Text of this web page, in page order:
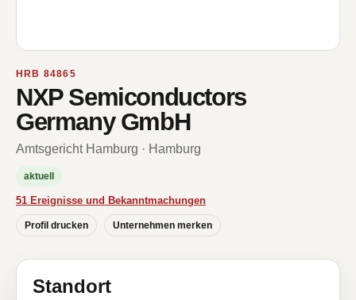
HRB 84865
NXP Semiconductors
Germany GmbH
Amtsgericht Hamburg · Hamburg
aktuell
51 Ereignisse und Bekanntmachungen
Profil drucken Unternehmen merken
Standort